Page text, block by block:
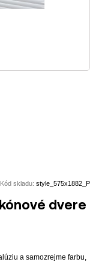
Kód skladu: style_575x1882_P
dvere
a samozrejme farbu,